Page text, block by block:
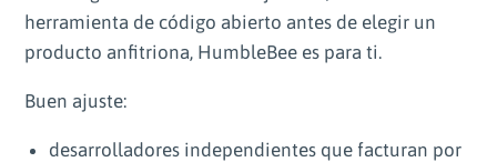
herramienta de código abierto antes de elegir un
producto anfitriona, HumbleBee es para ti.
Buen ajuste:
desarrolladores independientes que facturan por